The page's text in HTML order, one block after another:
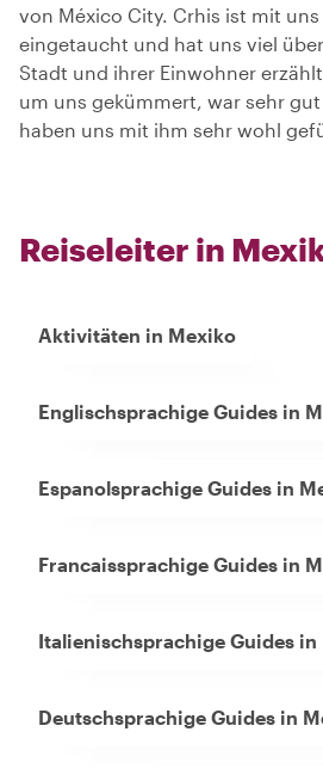
von México City. Crhis ist mit
eingetaucht und hat uns viel
Stadt und ihrer Einwohner
um uns gekümmert, war sehr
haben uns mit ihm sehr wohl
Reiseleiter in
Aktivitäten in Mexiko
Englischsprachige Guides in
Espanolsprachige Guides in
Francaissprachige Guides in
Italienischsprachige Guides in
Deutschsprachige Guides in